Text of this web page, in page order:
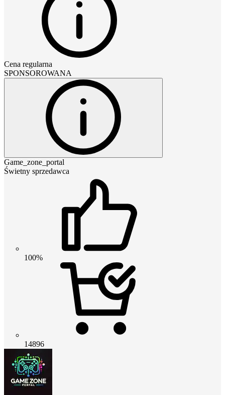
Cena regularna
SPONSOROWANA
Game_zone_portal
Świetny sprzedawca
100%
14896